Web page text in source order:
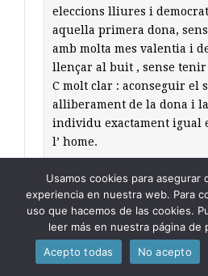
eleccions lliures i
aquella primera dona,
amb molta mes valentia i
llençar al buit , sense
C molt clar : aconseguir el
alliberament de la dona i
individu exactament igual
l’ home.
En definitiva una societat
No cal ser cientific per
Carme dice:
27/11/2014 a las 22:42
Usamos cookies para asegurar
experiencia en nuestra web. Para
uso que hacemos de las cookies.
leer más en nuestra página de
Acepto todas
No acepto